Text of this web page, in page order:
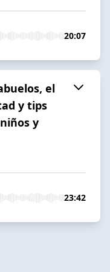
20:07
el
y tips
y
23:42